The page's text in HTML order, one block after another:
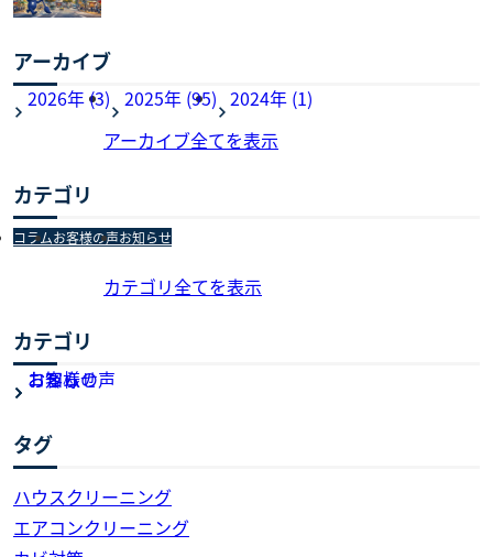
アーカイブ
2026年 (3) 2025年 (95) 2024年 (1)
アーカイブ全てを表示
カテゴリ
コラムお客様の声お知らせ
カテゴリ全てを表示
カテゴリ
お知らせ
お客様の声
コラム
タグ
ハウスクリーニング
エアコンクリーニング